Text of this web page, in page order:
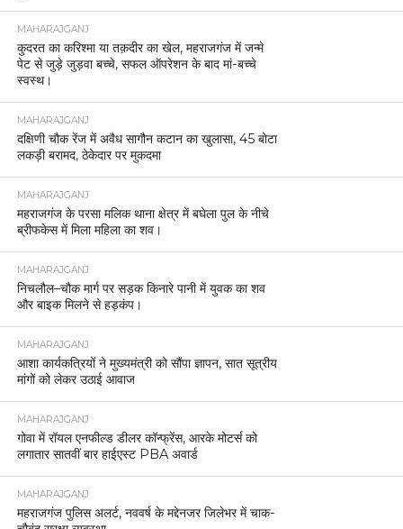
MAHARAJGANJ
कुदरत का करिश्मा या तक़दीर का खेल, महराजगंज में जन्मे
पेट से जुड़े जुड़वा बच्चे, सफल ऑपरेशन के बाद मां-बच्चे
स्वस्थ।
MAHARAJGANJ
दक्षिणी चौक रेंज में अवैध सागौन कटान का खुलासा, 45 बोटा
लकड़ी बरामद, ठेकेदार पर मुकदमा
MAHARAJGANJ
महराजगंज के परसा मलिक थाना क्षेत्र में बघेला पुल के नीचे
ब्रीफकेस में मिला महिला का शव।
MAHARAJGANJ
निचलौल–चौक मार्ग पर सड़क किनारे पानी में युवक का शव
और बाइक मिलने से हड़कंप।
MAHARAJGANJ
आशा कार्यकत्रियों ने मुख्यमंत्री को सौंपा ज्ञापन, सात सूत्रीय
मांगों को लेकर उठाई आवाज
MAHARAJGANJ
गोवा में रॉयल एनफील्ड डीलर कॉन्फ्रेंस, आरके मोटर्स को
लगातार सातवीं बार हाईएस्ट PBA अवार्ड
MAHARAJGANJ
महराजगंज पुलिस अलर्ट, नववर्ष के मद्देनजर जिलेभर में चाक-